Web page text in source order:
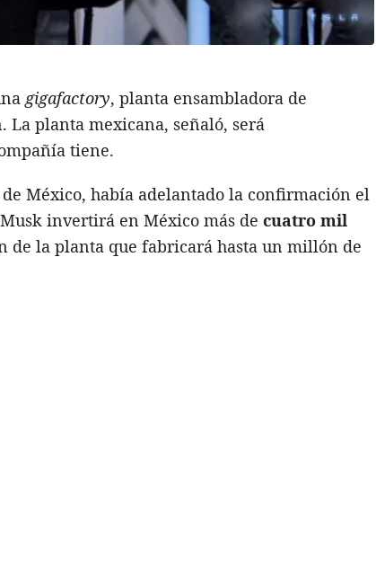
gigafactory, planta ensambladora de
La planta mexicana, señaló, será
tiene.
México, había adelantado la confirmación el
invertirá en México más de cuatro mil
de la planta que fabricará hasta un millón de